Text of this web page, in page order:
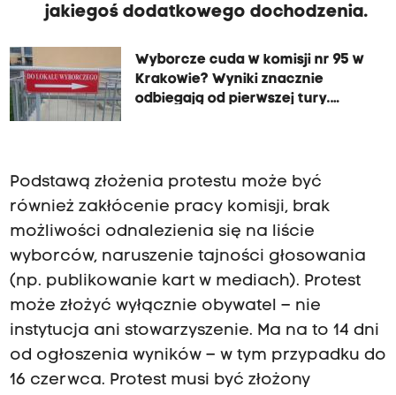
jakiegoś dodatkowego dochodzenia.
Wyborcze cuda w komisji nr 95 w
Krakowie? Wyniki znacznie
odbiegają od pierwszej tury.
Podstawą złożenia protestu może być
również zakłócenie pracy komisji, brak
możliwości odnalezienia się na liście
wyborców, naruszenie tajności głosowania
(np. publikowanie kart w mediach). Protest
może złożyć wyłącznie obywatel – nie
instytucja ani stowarzyszenie. Ma na to 14 dni
od ogłoszenia wyników – w tym przypadku do
16 czerwca. Protest musi być złożony